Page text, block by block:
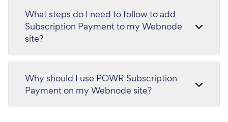
What steps do I need to follow to add
Subscription Payment to my Webnode
site?
Why should I use POWR Subscription
Payment on my Webnode site?